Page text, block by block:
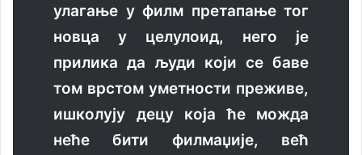
улагање у филм претапање тог
новца у целулоид, него је
прилика да људи који се баве
том врстом уметности преживе,
ишколују децу која ће можда
неће бити филмаџије, већ